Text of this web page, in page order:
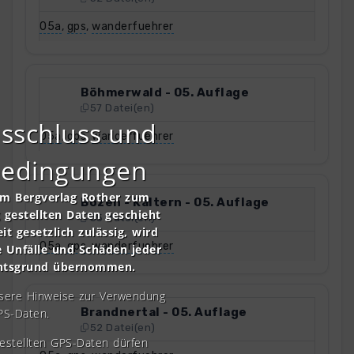
05a, gps, wanderfuehrer
Böhmerwald - 05. Auflage
57 Datei(en)
05a,gps,wanderfuehrer
Bozen - Kaltern - 05. Auflage
55 Datei(en)
05a,gps,wanderfuehrer
Brandnertal - 05. Auflage
52 Datei(en)
und
Bergverlag Rother zum
Daten geschieht
gesetzlich zulässig, wird
und Schäden jeder
übernommen.
Hinweise zur Verwendung
Daten.
GPS-Daten dürfen